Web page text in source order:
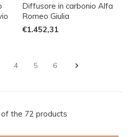
Diffusore in carbonio Alfa
Romeo Giulia
€1.452,31
4 5 6
the 72 products